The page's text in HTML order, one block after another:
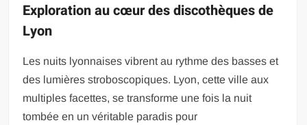
Exploration au cœur des discothèques de
Lyon
Les nuits lyonnaises vibrent au rythme des basses et
des lumières stroboscopiques. Lyon, cette ville aux
multiples facettes, se transforme une fois la nuit
tombée en un véritable paradis pour